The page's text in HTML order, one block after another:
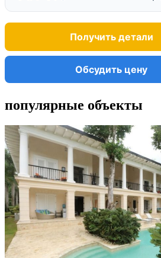
Получить детали
Обсудить цену
популярные объекты